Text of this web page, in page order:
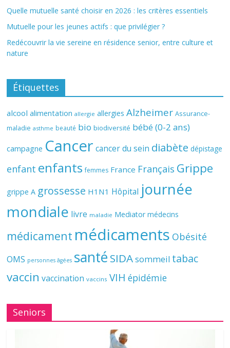
Quelle mutuelle santé choisir en 2026 : les critères essentiels
Mutuelle pour les jeunes actifs : que privilégier ?
Redécouvrir la vie sereine en résidence senior, entre culture et
nature
Étiquettes
alcool alimentation allergie allergies Alzheimer Assurance-
maladie asthme beauté bio biodiversité bébé (0-2 ans)
campagne Cancer cancer du sein diabète dépistage
enfant enfants femmes France Français Grippe
grippe A grossesse H1N1 Hôpital journée
mondiale livre maladie Mediator médecins
médicament médicaments Obésité
OMS personnes âgées santé SIDAsommeil tabac
vaccin vaccination vaccins VIH épidémie
Seniors